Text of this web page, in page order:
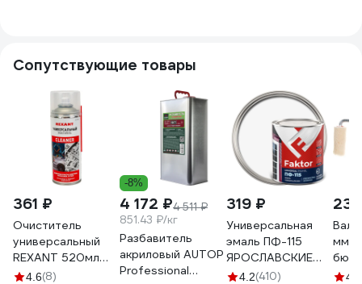
Сопутствующие товары
361 ₽
Очиститель
универсальный
REXANT 520мл
(400мл), аэрозоль
4.6(8)
-8%
4 172 ₽4 511 ₽
851.43 ₽/кг
Разбавитель
акриловый AUTOP
Professional
319 ₽
Универсальная
эмаль ПФ-115
ЯРОСЛАВСКИЕ
КРАСКИ FAKTOR
4.2(410)
мм,
5 4.8